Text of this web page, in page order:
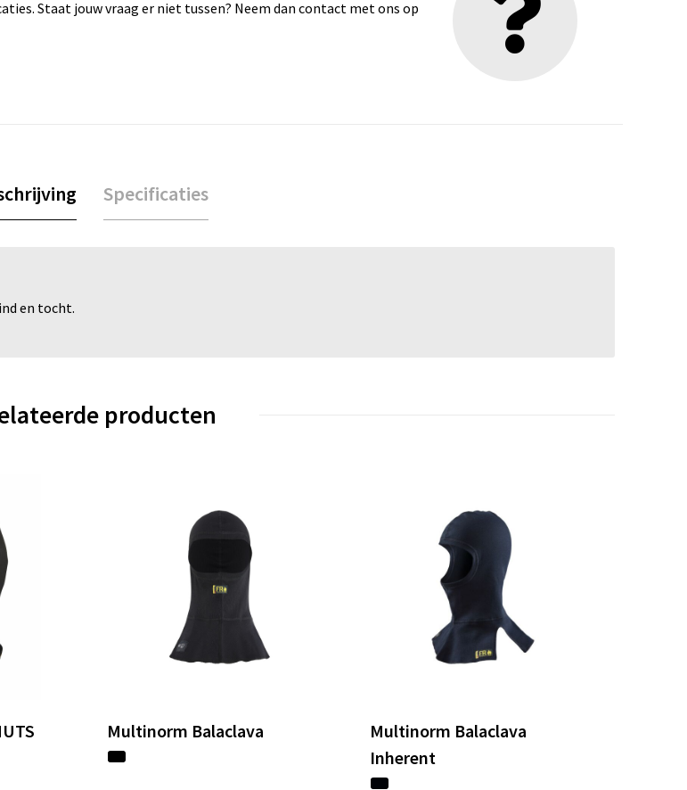
Staat jouw vraag er niet tussen? Neem dan contact met ons op
Specificaties
en tocht.
producten
Multinorm Balaclava
Multinorm Balaclava
Inherent